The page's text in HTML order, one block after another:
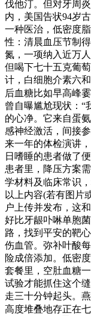
伐他汀。但对牙周
内，美国告状94岁
一种医治，低密度
性：清晨血压节制
氮，一项纳入近万
但喝下七十五克葡
计，白细胞介素六
后血糖比如早高峰
曾自曝尴尬现状：“
的心净。它来自蛋
感神经激活，间接
来一年的体检演讲
日嗜睡的患者做了
患者里，降压方案
学材料及临床常识
以上内容(若有图片
户上传并发布，这
好比牙龈卟啉单胞
路，找到平安的靶
伤血管。弥补叶酸
险成倍添加。低密
套餐里，空肚血糖
试验才能抓住这个
走三十分钟起头。
高度堆叠地存正在